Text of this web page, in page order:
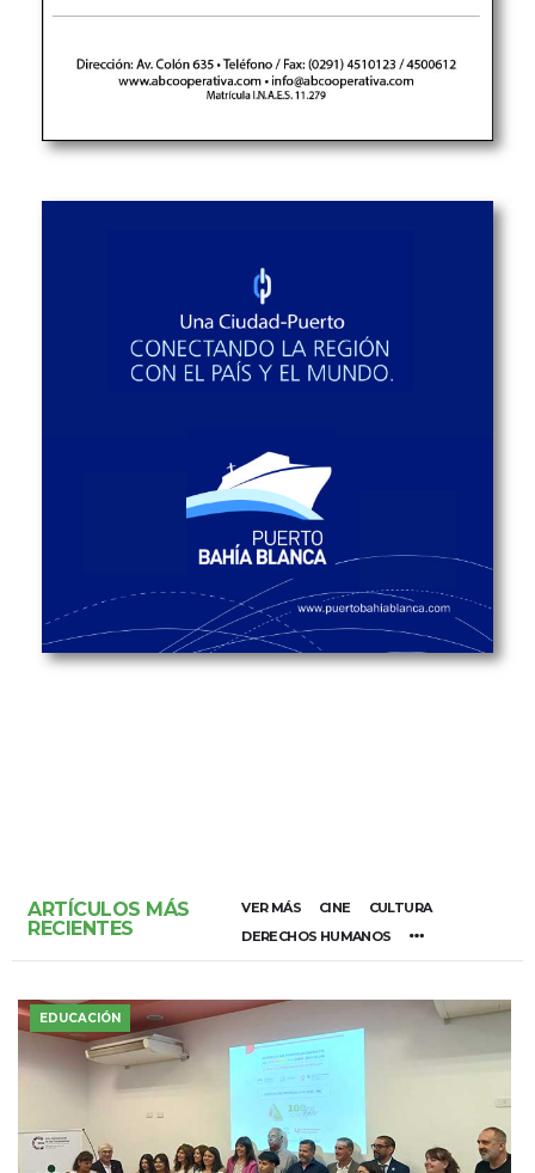
ARTÍCULOS MÁS
RECIENTES
VER MÁS CINE
CULTURA
DERECHOS HUMANOS
EDUCACIÓN